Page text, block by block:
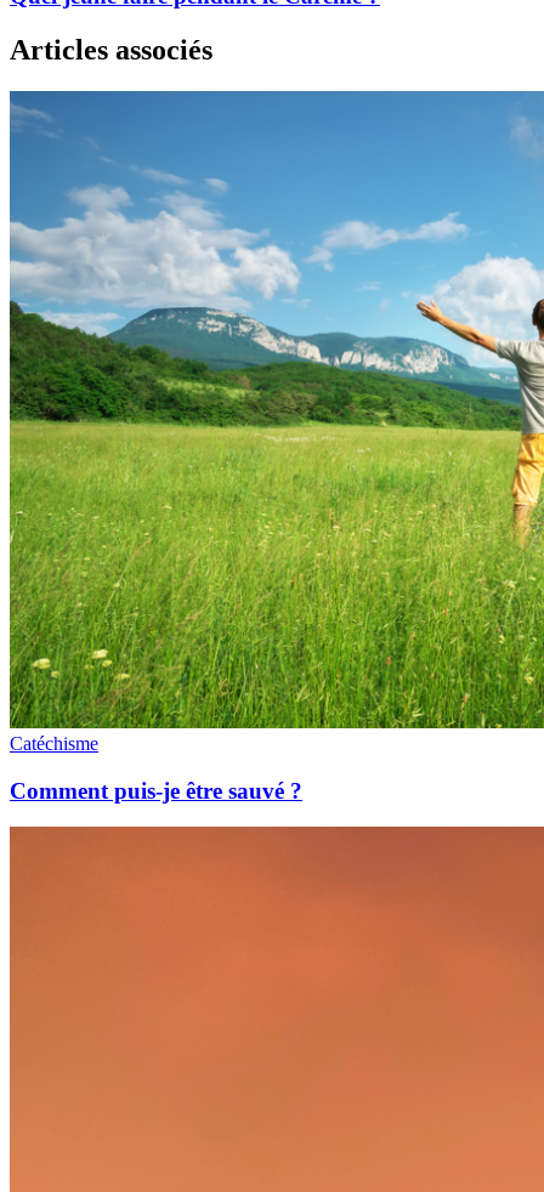
Articles associés
Catéchisme
Comment puis-je être sauvé ?